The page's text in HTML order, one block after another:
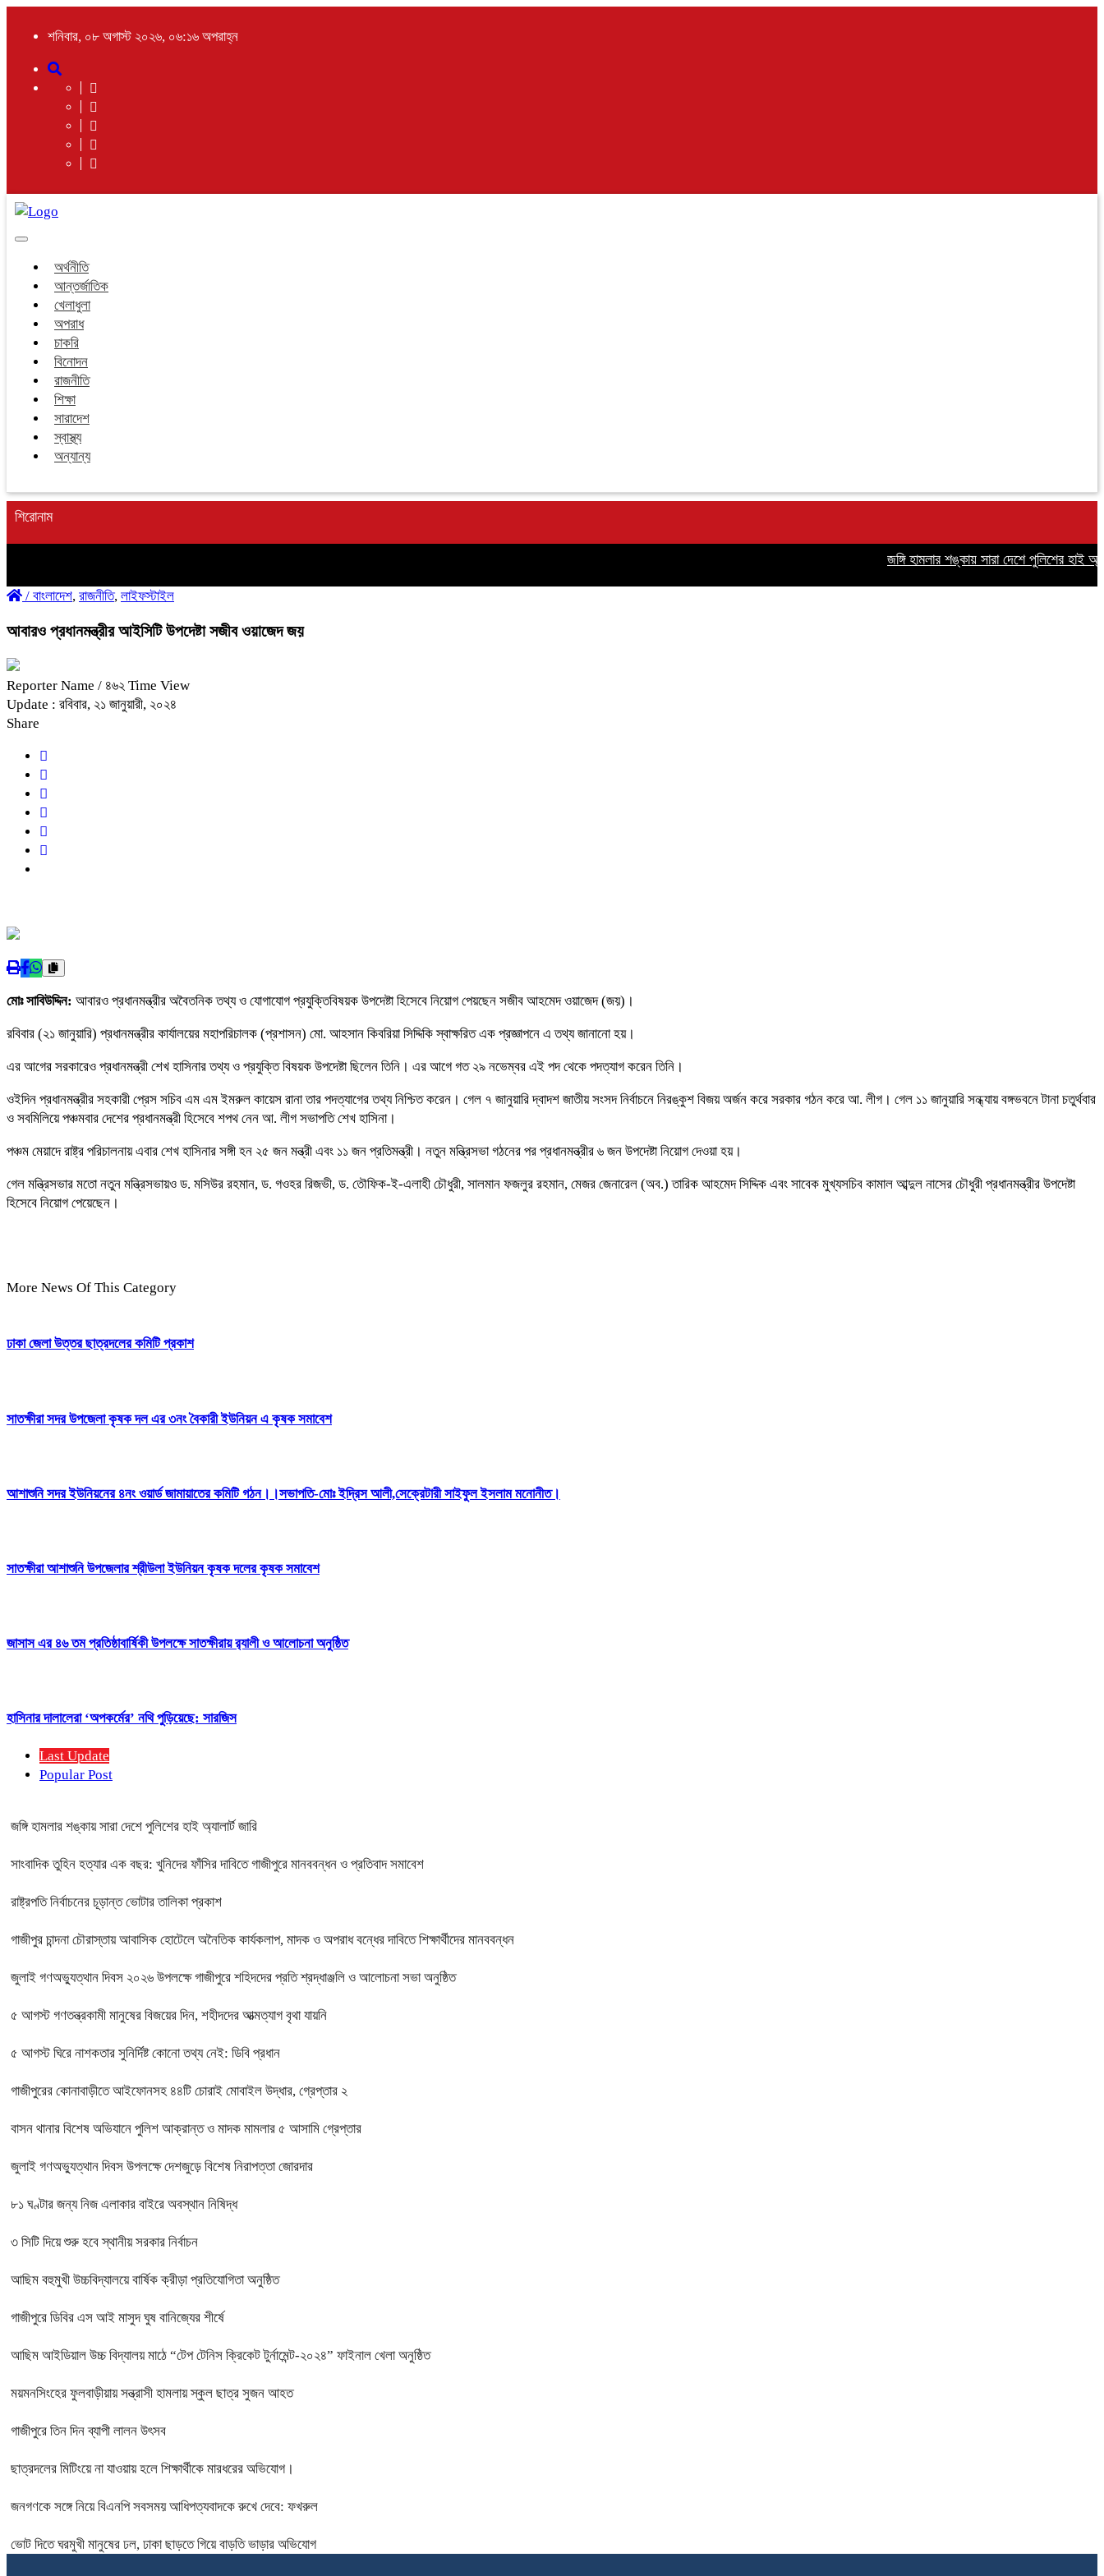
শনিবার, ০৮ অগাস্ট ২০২৬, ০৬:১৬ অপরাহ্ন
Toggle
অর্থনীতি
আন্তর্জাতিক
খেলাধুলা
অপরাধ
চাকরি
বিনোদন
রাজনীতি
শিক্ষা
সারাদেশ
স্বাস্থ্য
অন্যান্য
শিরোনাম
জঙ্গি হামলার শঙ্কায় সারা দেশে পুলিশের হাই অ্যালার্ট
/ বাংলাদেশ, রাজনীতি, লাইফস্টাইল
আবারও প্রধানমন্ত্রীর আইসিটি উপদেষ্টা সজীব ওয়াজেদ জয়
Reporter Name / ৪৬২ Time View
Update : রবিবার, ২১ জানুয়ারী, ২০২৪
Share
মোঃ সাবিউদ্দিন: আবারও প্রধানমন্ত্রীর অবৈতনিক তথ্য ও যোগাযোগ প্রযুক্তিবিষয়ক উপদেষ্টা হিসেবে নিয়োগ পেয়ছেন সজীব আহমেদ ওয়াজেদ (জয়)।
রবিবার (২১ জানুয়ারি) প্রধানমন্ত্রীর কার্যালয়ের মহাপরিচালক (প্রশাসন) মো. আহসান কিবরিয়া সিদ্দিকি স্বাক্ষরিত এক প্রজ্ঞাপনে এ তথ্য জানানো হয়।
এর আগের সরকারেও প্রধানমন্ত্রী শেখ হাসিনার তথ্য ও প্রযুক্তি বিষয়ক উপদেষ্টা ছিলেন তিনি। এর আগে গত ২৯ নভেম্বর এই পদ থেকে পদত্যাগ করেন তিনি।
ওইদিন প্রধানমন্ত্রীর সহকারী প্রেস সচিব এম এম ইমরুল কায়েস রানা তার পদত্যাগের তথ্য নিশ্চিত করেন। গেল ৭ জানুয়ারি দ্বাদশ জাতীয় সংসদ নির্বাচনে নিরঙ্কুশ বিজয় অর্জন করে সরকার গঠন করে আ. লীগ। গেল ১১ জানুয়ারি সন্ধ্যায় বঙ্গভবনে টানা চতুর্থবার
ও সবমিলিয়ে পঞ্চমবার দেশের প্রধানমন্ত্রী হিসেবে শপথ নেন আ. লীগ সভাপতি শেখ হাসিনা।
পঞ্চম মেয়াদে রাষ্ট্র পরিচালনায় এবার শেখ হাসিনার সঙ্গী হন ২৫ জন মন্ত্রী এবং ১১ জন প্রতিমন্ত্রী। নতুন মন্ত্রিসভা গঠনের পর প্রধানমন্ত্রীর ৬ জন উপদেষ্টা নিয়োগ দেওয়া হয়।
গেল মন্ত্রিসভার মতো নতুন মন্ত্রিসভায়ও ড. মসিউর রহমান, ড. গওহর রিজভী, ড. তৌফিক-ই-এলাহী চৌধুরী, সালমান ফজলুর রহমান, মেজর জেনারেল (অব.) তারিক আহমেদ সিদ্দিক এবং সাবেক মুখ্যসচিব কামাল আব্দুল নাসের চৌধুরী প্রধানমন্ত্রীর উপদেষ্টা
হিসেবে নিয়োগ পেয়েছেন।
More News Of This Category
ঢাকা জেলা উত্তর ছাত্রদলের কমিটি প্রকাশ
সাতক্ষীরা সদর উপজেলা কৃষক দল এর ৩নং বৈকারী ইউনিয়ন এ কৃষক সমাবেশ
আশাশুনি সদর ইউনিয়নের ৪নং ওয়ার্ড জামায়াতের কমিটি গঠন।।সভাপতি-মোঃ ইদ্রিস আলী,সেক্রেটারী সাইফুল ইসলাম মনোনীত।
সাতক্ষীরা আশাশুনি উপজেলার শ্রীউলা ইউনিয়ন কৃষক দলের কৃষক সমাবেশ
জাসাস এর ৪৬ তম প্রতিষ্ঠাবার্ষিকী উপলক্ষে সাতক্ষীরায় র‍্যালী ও আলোচনা অনুষ্ঠিত
হাসিনার দালালেরা ‘অপকর্মের’ নথি পুড়িয়েছে: সারজিস
Last Update
Popular Post
জঙ্গি হামলার শঙ্কায় সারা দেশে পুলিশের হাই অ্যালার্ট জারি
সাংবাদিক তুহিন হত্যার এক বছর: খুনিদের ফাঁসির দাবিতে গাজীপুরে মানববন্ধন ও প্রতিবাদ সমাবেশ
রাষ্ট্রপতি নির্বাচনের চূড়ান্ত ভোটার তালিকা প্রকাশ
গাজীপুর চান্দনা চৌরাস্তায় আবাসিক হোটেলে অনৈতিক কার্যকলাপ, মাদক ও অপরাধ বন্ধের দাবিতে শিক্ষার্থীদের মানববন্ধন
জুলাই গণঅভ্যুত্থান দিবস ২০২৬ উপলক্ষে গাজীপুরে শহিদদের প্রতি শ্রদ্ধাঞ্জলি ও আলোচনা সভা অনুষ্ঠিত
৫ আগস্ট গণতন্ত্রকামী মানুষের বিজয়ের দিন, শহীদদের আত্মত্যাগ বৃথা যায়নি
৫ আগস্ট ঘিরে নাশকতার সুনির্দিষ্ট কোনো তথ্য নেই: ডিবি প্রধান
গাজীপুরের কোনাবাড়ীতে আইফোনসহ ৪৪টি চোরাই মোবাইল উদ্ধার, গ্রেপ্তার ২
বাসন থানার বিশেষ অভিযানে পুলিশ আক্রান্ত ও মাদক মামলার ৫ আসামি গ্রেপ্তার
জুলাই গণঅভ্যুত্থান দিবস উপলক্ষে দেশজুড়ে বিশেষ নিরাপত্তা জোরদার
৮১ ঘণ্টার জন্য নিজ এলাকার বাইরে অবস্থান নিষিদ্ধ
৩ সিটি দিয়ে শুরু হবে স্থানীয় সরকার নির্বাচন
আছিম বহুমুখী উচ্চবিদ্যালয়ে বার্ষিক ক্রীড়া প্রতিযোগিতা অনুষ্ঠিত
গাজীপুরে ডিবির এস আই মাসুদ ঘুষ বানিজ্যের শীর্ষে
আছিম আইডিয়াল উচ্চ বিদ্যালয় মাঠে “টেপ টেনিস ক্রিকেট টুর্নামেন্ট-২০২৪” ফাইনাল খেলা অনুষ্ঠিত
ময়মনসিংহের ফুলবাড়ীয়ায় সন্ত্রাসী হামলায় স্কুল ছাত্র সুজন আহত
গাজীপুরে তিন দিন ব্যাপী লালন উৎসব
ছাত্রদলের মিটিংয়ে না যাওয়ায় হলে শিক্ষার্থীকে মারধরের অভিযোগ।
জনগণকে সঙ্গে নিয়ে বিএনপি সবসময় আধিপত্যবাদকে রুখে দেবে: ফখরুল
ভোট দিতে ঘরমুখী মানুষের ঢল, ঢাকা ছাড়তে গিয়ে বাড়তি ভাড়ার অভিযোগ